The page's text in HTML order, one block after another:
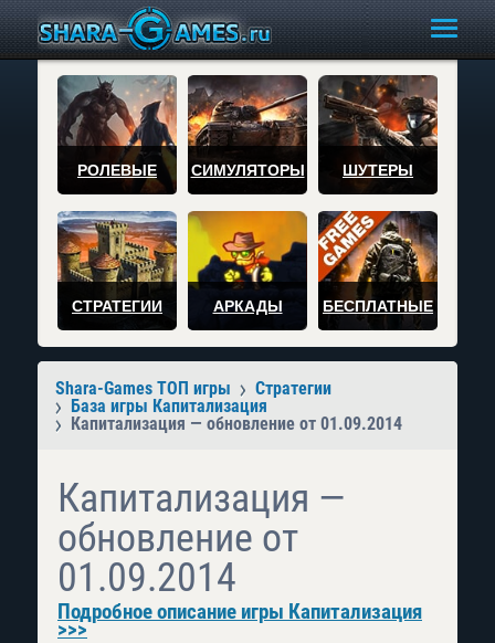
РОЛЕВЫЕ СИМУЛЯТОРЫ ШУТЕРЫ
СТРАТЕГИИ АРКАДЫ БЕСПЛАТНЫЕ
Shara-Games ТОП игры
Стратегии
База игры Капитализация
Капитализация — обновление от 01.09.2014
Капитализация —
обновление от
01.09.2014
Подробное описание игры Капитализация
>>>